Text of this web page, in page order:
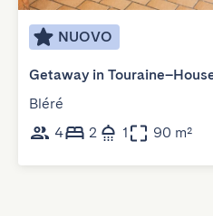
NUOVO
Bléré
4
2 1 90 m²